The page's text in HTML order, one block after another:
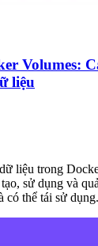
Volumes:
liệu
liệu trong
sử dụng và
có thể tái sử dụng.